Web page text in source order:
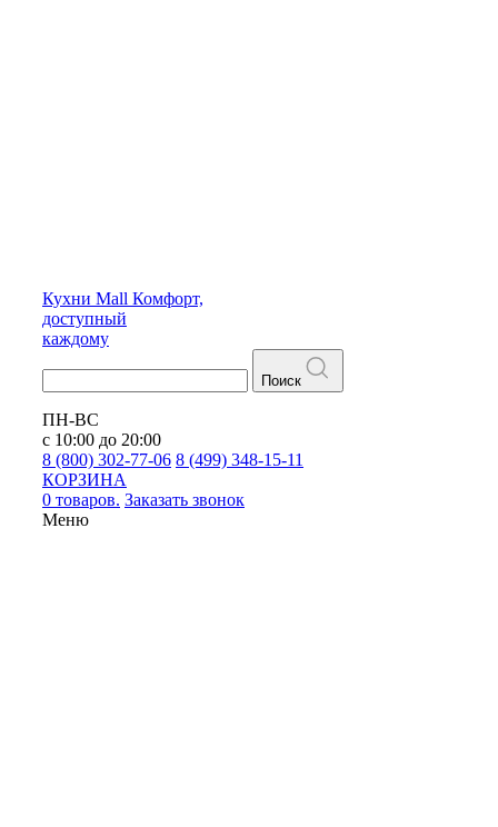
Кухни Mall Комфорт,
доступный
каждому
Поиск
ПН-ВС
с 10:00 до 20:00
8 (800) 302-77-06 8 (499) 348-15-11
КОРЗИНА
0 товаров. Заказать звонок
Меню